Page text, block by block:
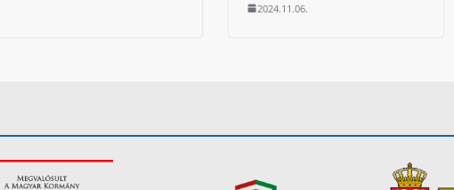
2024.11.06.